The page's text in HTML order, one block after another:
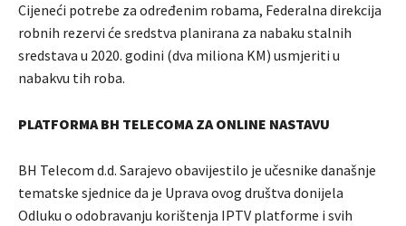
Cijeneći potrebe za određenim robama, Federalna direkcija
robnih rezervi će sredstva planirana za nabaku stalnih
sredstava u 2020. godini (dva miliona KM) usmjeriti u
nabakvu tih roba.
PLATFORMA BH TELECOMA ZA ONLINE NASTAVU
BH Telecom d.d. Sarajevo obavijestilo je učesnike današnje
tematske sjednice da je Uprava ovog društva donijela
Odluku o odobravanju korištenja IPTV platforme i svih